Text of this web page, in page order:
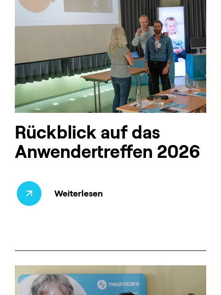
Rückblick auf das
Anwendertreffen 2026
Weiterlesen